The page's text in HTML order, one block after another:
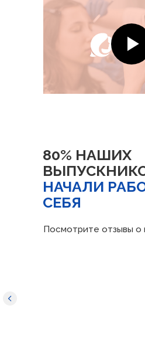
80% НАШИХ
НАЧАЛИ
СЕБЯ
Посмотрите отзывы о